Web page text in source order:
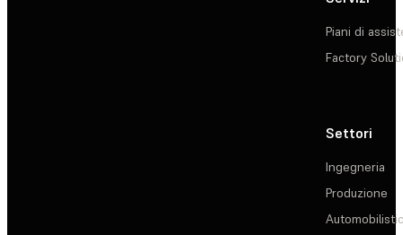
Piani di
Factory
Settori
Ingegneria
Produzione